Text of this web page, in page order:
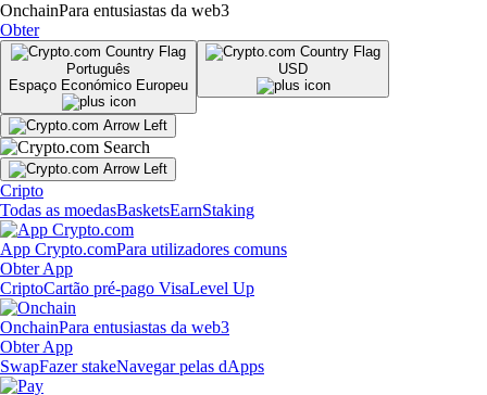
OnchainPara entusiastas da web3
Obter
Português
Espaço Económico Europeu
USD
Cripto
Todas as moedasBasketsEarnStaking
App Crypto.comPara utilizadores comuns
Obter App
CriptoCartão pré-pago VisaLevel Up
OnchainPara entusiastas da web3
Obter App
SwapFazer stakeNavegar pelas dApps